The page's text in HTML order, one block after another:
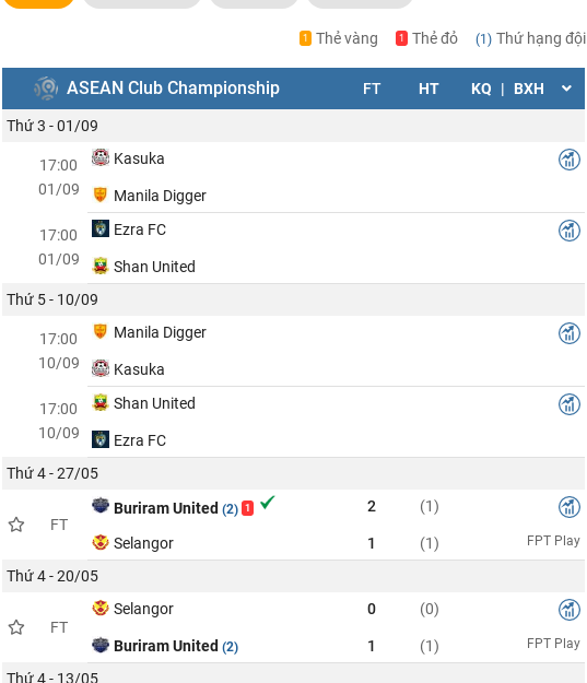
1 Thẻ vàng 1 Thẻ đỏ (1) Thứ hạng đội
ASEAN Club Championship FT HT KQ | BXH
Thứ 3 - 01/09
17:00
01/09
Kasuka
Manila Digger
17:00
01/09
Ezra FC
Shan United
Thứ 5 - 10/09
17:00
10/09
Manila Digger
Kasuka
17:00
10/09
Shan United
Ezra FC
Thứ 4 - 27/05
FT
Buriram United (2) 1 2 (1)
Selangor 1 (1) FPT Play
Thứ 4 - 20/05
FT
Selangor 0 (0)
Buriram United (2) 1 (1) FPT Play
Thứ 4 - 13/05